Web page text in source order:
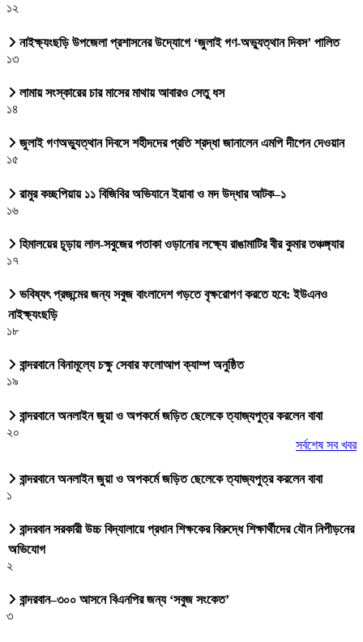
১২
নাইক্ষ্যংছড়ি উপজেলা প্রশাসনের উদ্যোগে ‘জুলাই গণ-অভ্যুত্থান দিবস’ পালিত
১৩
লামায় সংস্কারের চার মাসের মাথায় আবারও সেতু ধস
১৪
জুলাই গণঅভ্যুত্থান দিবসে শহীদদের প্রতি শ্রদ্ধা জানালেন এমপি দীপেন দেওয়ান
১৫
রামুর কচ্ছপিয়ায় ১১ বিজিবির অভিযানে ইয়াবা ও মদ উদ্ধার আটক–১
১৬
হিমালয়ের চূড়ায় লাল-সবুজের পতাকা ওড়ানোর লক্ষ্যে রাঙামাটির বীর কুমার তঞ্চঙ্গ্যার
১৭
ভবিষ্যৎ প্রজন্মের জন্য সবুজ বাংলাদেশ গড়তে বৃক্ষরোপণ করতে হবে: ইউএনও
নাইক্ষ্যংছড়ি
১৮
বান্দরবানে বিনামূল্যে চক্ষু সেবার ফলোআপ ক্যাম্প অনুষ্ঠিত
১৯
বান্দরবানে অনলাইন জুয়া ও অপকর্মে জড়িত ছেলেকে ত্যাজ্যপুত্র করলেন বাবা
২০
সর্বশেষ সব খবর
বান্দরবানে অনলাইন জুয়া ও অপকর্মে জড়িত ছেলেকে ত্যাজ্যপুত্র করলেন বাবা
১
বান্দরবান সরকারী উচ্চ বিদ্যালায়ে প্রধান শিক্ষকের বিরুদ্ধে শিক্ষার্থীদের যৌন নিপীড়নের
অভিযোগ
২
বান্দরবান–৩০০ আসনে বিএনপির জন্য ‘সবুজ সংকেত’
৩